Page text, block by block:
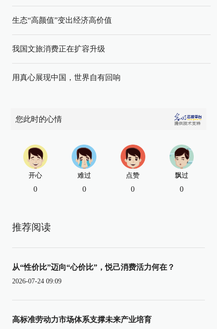
生态“高颜值”变出经济高价值
我国文旅消费正在扩容升级
用真心展现中国，世界自有回响
您此时的心情
开心
0
难过
0
点赞
0
飘过
0
推荐阅读
从“性价比”迈向“心价比”，悦己消费活力何在？
2026-07-24 09:09
高标准劳动力市场体系支撑未来产业培育